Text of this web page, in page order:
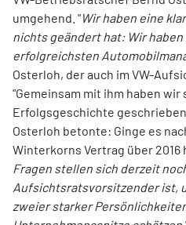
umgehend. "Wir haben eine
nichts geändert hat: Wir
erfolgreichsten
Osterloh, der auch im VW-
"Gemeinsam mit ihm haben
Erfolgsgeschichte
Osterloh betonte: Ginge es
Winterkorns Vertrag über 2016
Fragen stellen sich derzeit
Aufsichtsratsvorsitzender ist,
zweier starker